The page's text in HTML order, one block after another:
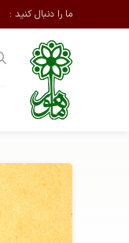
ما را دنبال کنید :